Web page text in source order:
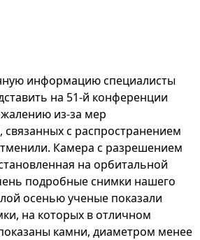
информацию специалисты
на 51-й конференции
из-за мер
с распространением
Камера с разрешением
на орбитальной
подробные снимки нашего
осенью ученые показали
на которых в отличном
камни, диаметром менее